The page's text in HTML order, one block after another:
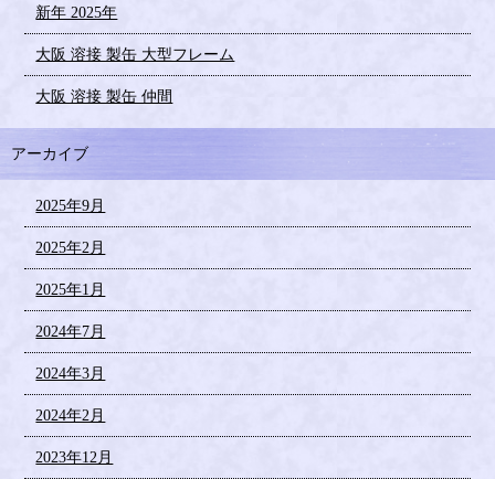
新年 2025年
大阪 溶接 製缶 大型フレーム
大阪 溶接 製缶 仲間
アーカイブ
2025年9月
2025年2月
2025年1月
2024年7月
2024年3月
2024年2月
2023年12月